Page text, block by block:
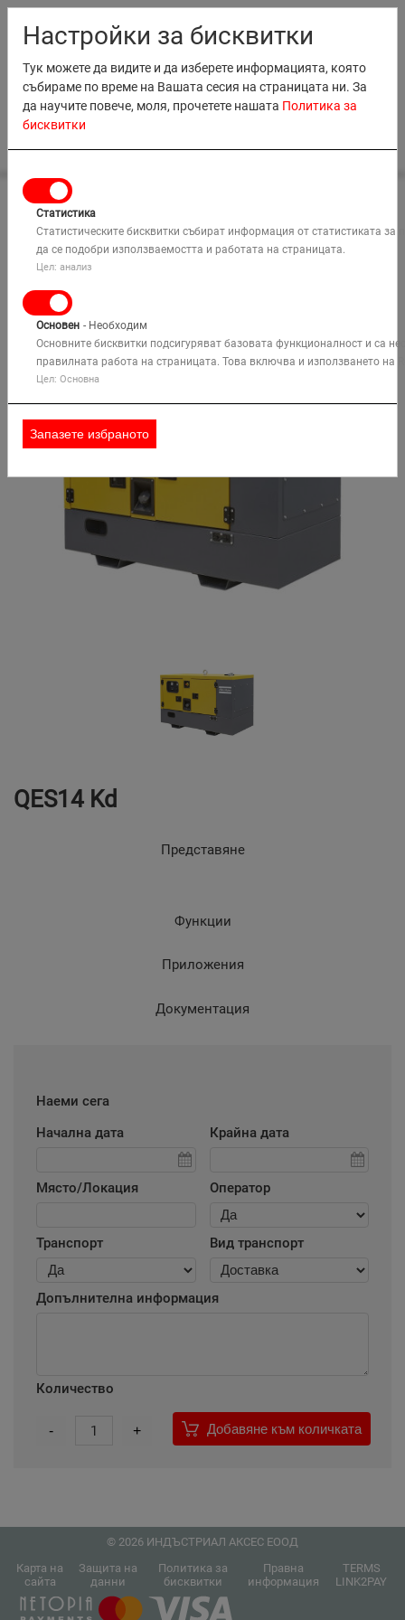
RO
НАЕМАНЕ
ПРОДАЖБИ
ОБУЧЕНИЕ
КОМПАНИЯ
РЕШЕНИЯ
МЕСТА
КОНТАКТ
ТЪРСИ
Начало
Наемане на оборудване
Дивизия Малка Строителна Техника
Генератори & Аксесоари
QES14 Kd
Представяне
Функции
Приложения
Документация
Наеми сега
Начална дата
Крайна дата
Място/Локация Оператор
Транспорт Вид транспорт
Допълнителна информация
Количество
- 1 + Добавяне към количката
© 2026 ИНДЪСТРИАЛ АКСЕС ЕООД
Карта на
сайта
Защита на
данни
Политика за
бисквитки
Правна
информация
TERMS
LINK2PAY
Настройки за бисквитки
Тук можете да видите и да изберете информацията, която
събираме по време на Вашата сесия на страницата ни. За
да научите повече, моля, прочетете нашата Политика за
бисквитки
Статистика
Статистическите бисквитки събират информация от статистиката за
да се подобри използваемостта и работата на страницата.
Цел: анализ
Основен - Необходим
Основните бисквитки подсигуряват базовата функционалност и са
правилната работа на страницата. Това включва и използването на
Цел: Основна
Запазете избраното